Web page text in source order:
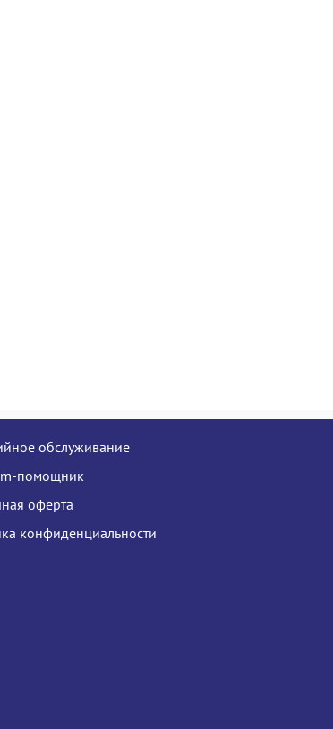
обслуживание
помощник
оферта
конфиденциальности